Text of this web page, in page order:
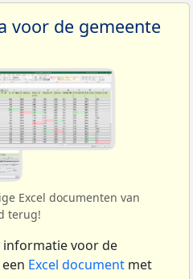
voor de gemeente
Excel documenten van
terug!
informatie voor de
Excel document met